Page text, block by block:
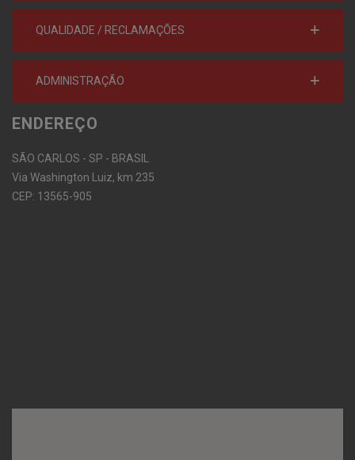
QUALIDADE / RECLAMAÇÕES
ADMINISTRAÇÃO
ENDEREÇO
SÃO CARLOS - SP - BRASIL
Via Washington Luiz, km 235
CEP: 13565-905